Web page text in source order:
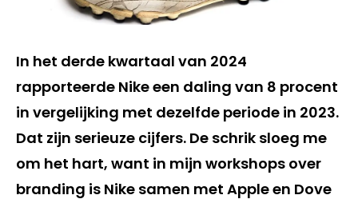
In het derde kwartaal van 2024
rapporteerde Nike een daling van 8 procent
in vergelijking met dezelfde periode in 2023.
Dat zijn serieuze cijfers. De schrik sloeg me
om het hart, want in mijn workshops over
branding is Nike samen met Apple en Dove